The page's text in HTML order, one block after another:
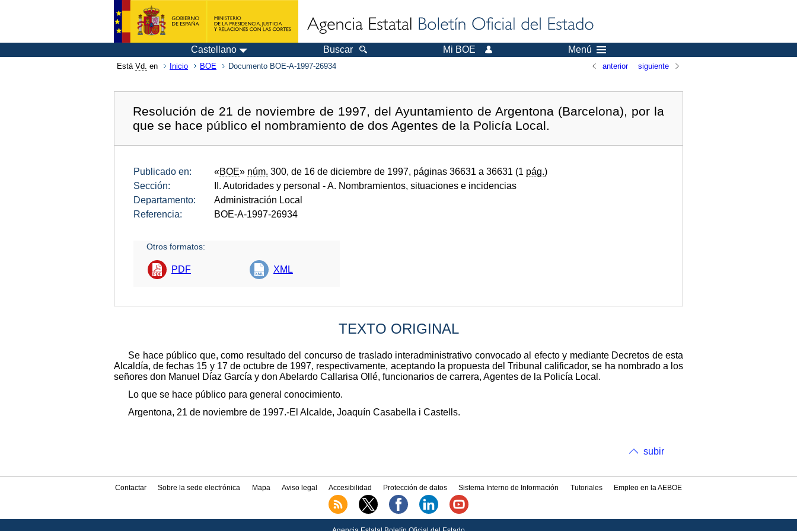
Castellano Buscar Mi BOE Menú
Está Vd. en Inicio BOE Documento BOE-A-1997-26934 anterior siguiente
Resolución de 21 de noviembre de 1997, del Ayuntamiento de Argentona (Barcelona), por la
que se hace público el nombramiento de dos Agentes de la Policía Local.
Publicado en: «BOE» núm. 300, de 16 de diciembre de 1997, páginas 36631 a 36631 (1 pág.)
Sección:
II. Autoridades y personal - A. Nombramientos, situaciones e incidencias
Departamento:
Administración Local
Referencia:
BOE-A-1997-26934
Otros formatos:
PDF XML
TEXTO ORIGINAL
Se hace público que, como resultado del concurso de traslado interadministrativo convocado al efecto y mediante Decretos de esta
Alcaldía, de fechas 15 y 17 de octubre de 1997, respectivamente, aceptando la propuesta del Tribunal calificador, se ha nombrado a los
señores don Manuel Díaz García y don Abelardo Callarisa Ollé, funcionarios de carrera, Agentes de la Policía Local.
Lo que se hace público para general conocimiento.
Argentona, 21 de noviembre de 1997.-El Alcalde, Joaquín Casabella i Castells.
subir
Contactar Sobre la sede electrónica Mapa Aviso legal Accesibilidad Protección de datos Sistema Interno de Información Tutoriales Empleo en la AEBOE